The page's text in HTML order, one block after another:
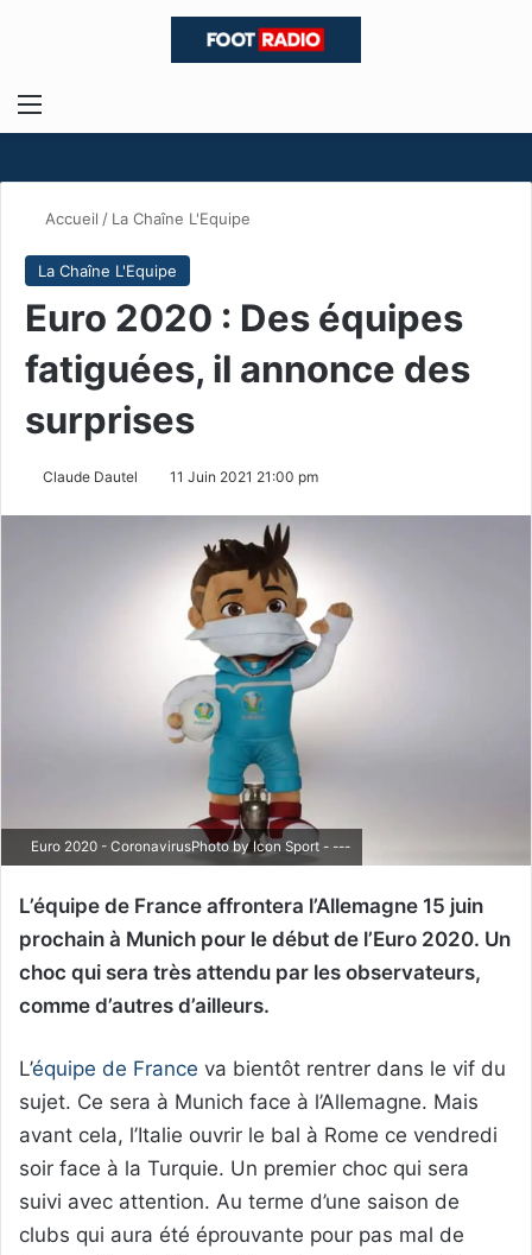
Menu
Accueil / La Chaîne L'Equipe
La Chaîne L'Equipe
Euro 2020 : Des équipes
fatiguées, il annonce des
surprises
Claude Dautel 11 Juin 2021 21:00 pm
Euro 2020 - CoronavirusPhoto by Icon Sport - ---
L’équipe de France affrontera l’Allemagne 15 juin
prochain à Munich pour le début de l’Euro 2020. Un
choc qui sera très attendu par les observateurs,
comme d’autres d’ailleurs.
L’équipe de France va bientôt rentrer dans le vif du
sujet. Ce sera à Munich face à l’Allemagne. Mais
avant cela, l’Italie ouvrir le bal à Rome ce vendredi
soir face à la Turquie. Un premier choc qui sera
suivi avec attention. Au terme d’une saison de
clubs qui aura été éprouvante pour pas mal de